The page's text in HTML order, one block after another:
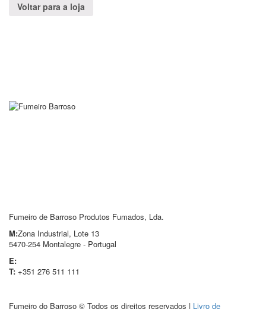
Voltar para a loja
Fumeiro de Barroso Produtos Fumados, Lda.
M:Zona Industrial, Lote 13
5470-254 Montalegre - Portugal
E:
T: +351 276 511 111
Fumeiro do Barroso © Todos os direitos reservados | Livro de